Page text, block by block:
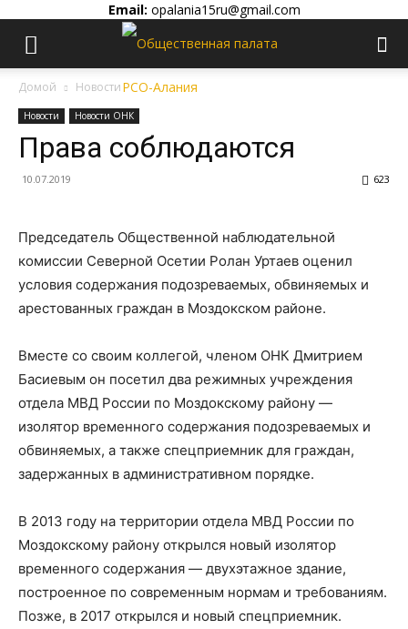
Email: opalania15ru@gmail.com
Домой Новости
Новости Новости ОНК
Права соблюдаются
10.07.2019 623
Председатель Общественной наблюдательной
комиссии Северной Осетии Ролан Уртаев оценил
условия содержания подозреваемых, обвиняемых и
арестованных граждан в Моздокском районе.
Вместе со своим коллегой, членом ОНК Дмитрием
Басиевым он посетил два режимных учреждения
отдела МВД России по Моздокскому району —
изолятор временного содержания подозреваемых и
обвиняемых, а также спецприемник для граждан,
задержанных в административном порядке.
В 2013 году на территории отдела МВД России по
Моздокскому району открылся новый изолятор
временного содержания — двухэтажное здание,
построенное по современным нормам и требованиям.
Позже, в 2017 открылся и новый спецприемник.